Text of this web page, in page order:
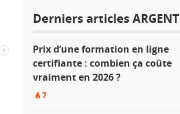
Derniers articles ARGENT
Prix d’une formation en ligne
certifiante : combien ça coûte
vraiment en 2026 ?
7